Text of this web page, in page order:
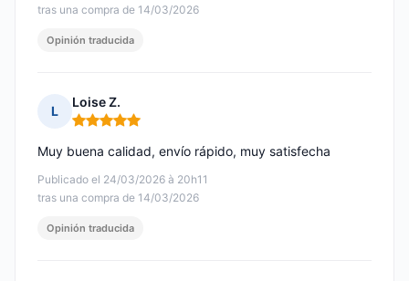
tras una compra de 14/03/2026
Opinión traducida
L
Loise Z.
Nota: 5 de 5
Publicado el 24/03/2026 à 20h11
tras una compra de 14/03/2026
Muy buena calidad, envío rápido, muy satisfecha
Opinión traducida